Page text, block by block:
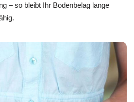
– so bleibt Ihr Bodenbelag lange